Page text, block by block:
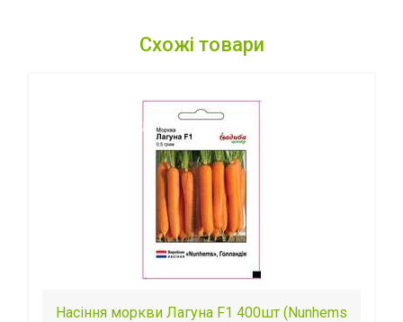
Схожі товари
Насіння моркви Лагуна F1 400шт (Nunhems